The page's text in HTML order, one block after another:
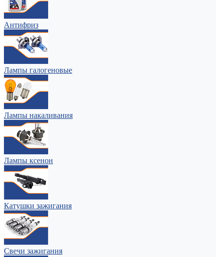
Антифриз
Лампы галогеновые
Лампы накаливания
Лампы ксенон
Катушки зажигания
Свечи зажигания